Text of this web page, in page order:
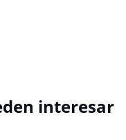
interesar